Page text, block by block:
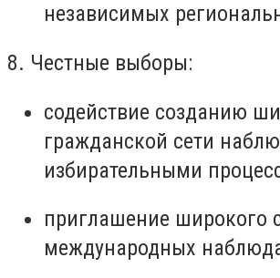
независимых
8. Честные выборы:
содействие созданию
гражданской сети
избирательными
приглашение широкого
международных